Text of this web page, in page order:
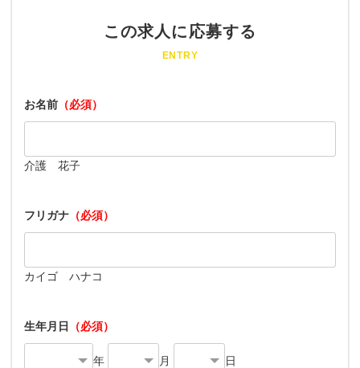
この求人に応募する
ENTRY
お名前 （必須）
介護 花子
フリガナ （必須）
カイゴ ハナコ
生年月日 （必須）
年 月 日